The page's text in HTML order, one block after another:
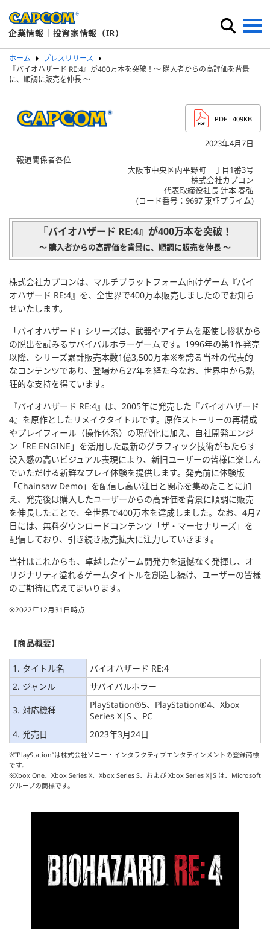
企業情報｜投資家情報（IR）
ホーム
プレスリリース
『バイオハザード RE:4』が400万本を突破！～ 購入者からの高評価を背景
に、順調に販売を伸長 ～
PDF : 409KB
2023年4月7日
報道関係者各位
大阪市中央区内平野町三丁目1番3号
株式会社カプコン
代表取締役社長 辻本 春弘
(コード番号：9697 東証プライム)
『バイオハザード RE:4』が400万本を突破！
～ 購入者からの高評価を背景に、順調に販売を伸長 ～
株式会社カプコンは、マルチプラットフォーム向けゲーム『バイ
オハザード RE:4』を、全世界で400万本販売しましたのでお知ら
せいたします。
「バイオハザード」シリーズは、武器やアイテムを駆使し惨状から
の脱出を試みるサバイバルホラーゲームです。1996年の第1作発売
以降、シリーズ累計販売本数1億3,500万本※を誇る当社の代表的
なコンテンツであり、登場から27年を経た今なお、世界中から熱
狂的な支持を得ています。
『バイオハザード RE:4』は、2005年に発売した『バイオハザード
4』を原作としたリメイクタイトルです。原作ストーリーの再構成
やプレイフィール（操作体系）の現代化に加え、自社開発エンジ
ン「RE ENGINE」を活用した最新のグラフィック技術がもたらす
没入感の高いビジュアル表現により、新旧ユーザーの皆様に楽しん
でいただける新鮮なプレイ体験を提供します。発売前に体験版
「Chainsaw Demo」を配信し高い注目と関心を集めたことに加
え、発売後は購入したユーザーからの高評価を背景に順調に販売
を伸長したことで、全世界で400万本を達成しました。なお、4月7
日には、無料ダウンロードコンテンツ「ザ・マーセナリーズ」を
配信しており、引き続き販売拡大に注力していきます。
当社はこれからも、卓越したゲーム開発力を遺憾なく発揮し、オ
リジナリティ溢れるゲームタイトルを創造し続け、ユーザーの皆様
のご期待に応えてまいります。
※2022年12月31日時点
【商品概要】
1. タイトル名
バイオハザード RE:4
2. ジャンル
サバイバルホラー
3. 対応機種
PlayStation®5、PlayStation®4、Xbox
Series X|S 、PC
4. 発売日
2023年3月24日
※”PlayStation”は株式会社ソニー・インタラクティブエンタテインメントの登録商標
です。
※Xbox One、Xbox Series X、Xbox Series S、および Xbox Series X|S は、Microsoft
グループの商標です。